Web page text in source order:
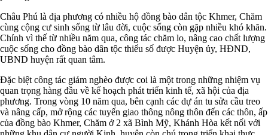
Châu Phú là địa phương có nhiều hộ đồng bào dân tộc Khmer, Chăm
cùng cộng cư sinh sống từ lâu đời, cuộc sống còn gặp nhiều khó khăn.
Chính vì thế từ nhiều năm qua, công tác chăm lo, nâng cao chất lượng
cuộc sống cho đồng bào dân tộc thiểu số được Huyện ủy, HĐND,
UBND huyện rất quan tâm.
Đặc biệt công tác giảm nghèo được coi là một trong những nhiệm vụ
quan trọng hàng đầu về kế hoạch phát triển kinh tế, xã hội của địa
phương. Trong vòng 10 năm qua, bên cạnh các dự án tu sửa cầu treo
và nâng cấp, mở rộng các tuyến giao thông nông thôn đến các thôn, ấp
của đồng bào Khmer, Chăm ở 2 xã Bình Mỹ, Khánh Hòa kết nối với